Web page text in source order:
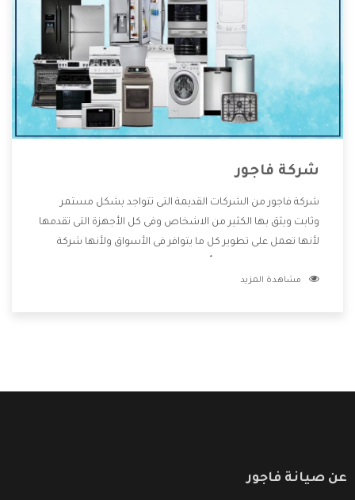
شركة فاجور
شركة فاجور من الشركات القديمة التى تتواجد بشكل مستمر
وثابت ويثق بها الكثير من الاشخاص وفى كل الأجهزة التى تقدمها
لأنها تعمل على تطوير كل ما يتوافر فى الأسواق ولأنها شركة
وتقدم للعملاء أقوى العروض والخصومات التى تسهل على
مشاهدة المزيد
عن صيانة فاجور